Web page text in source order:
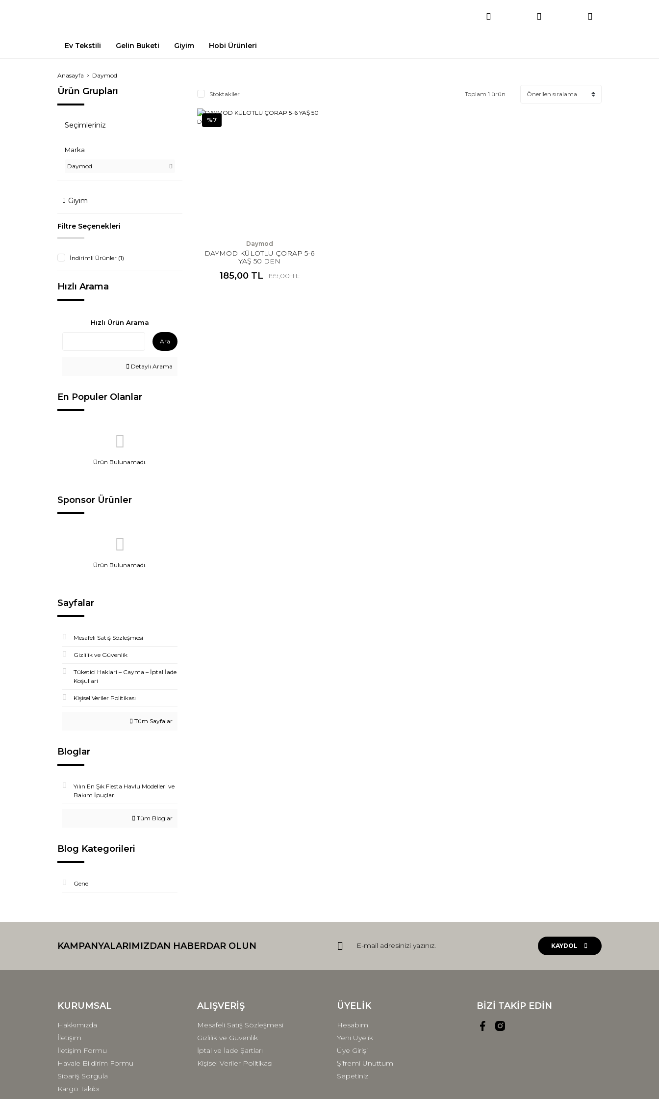
Ev Tekstili Gelin Buketi Giyim Hobi Ürünleri
Anasayfa Daymod
Ürün Grupları
Seçimleriniz
Marka
Daymod
Giyim
Filtre Seçenekleri
İndirimli Ürünler (1)
Hızlı Arama
Hızlı Ürün Arama
Ara
Detaylı Arama
En Populer Olanlar
Ürün Bulunamadı.
Sponsor Ürünler
Ürün Bulunamadı.
Sayfalar
Mesafeli Satış Sözleşmesi
Gizlilik ve Güvenlik
Tüketici Haklari – Cayma – İptal İade
Koşullari
Kişisel Veriler Politikası
Tüm Sayfalar
Bloglar
Yılın En Şık Fiesta Havlu Modelleri ve
Bakım İpuçları
Tüm Bloglar
Blog Kategorileri
Genel
Stoktakiler Toplam 1 ürün
%7
Daymod
DAYMOD KÜLOTLU ÇORAP 5-6
YAŞ 50 DEN
185,00 TL 199,00 TL
KAMPANYALARIMIZDAN HABERDAR OLUN KAYDOL
KURUMSAL
Hakkımızda
İletişim
İletişim Formu
Havale Bildirim Formu
Sipariş Sorgula
Kargo Takibi
ALIŞVERİŞ
Mesafeli Satış Sözleşmesi
Gizlilik ve Güvenlik
İptal ve İade Şartları
Kişisel Veriler Politikası
ÜYELİK
Hesabım
Yeni Üyelik
Üye Girişi
Şifremi Unuttum
Sepetiniz
BİZİ TAKİP EDİN